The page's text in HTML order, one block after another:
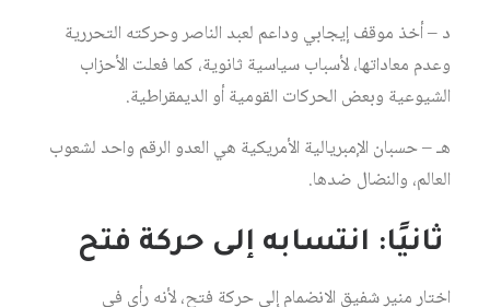
د – أخذ موقف إيجابي وداعم لعبد الناصر وحركته التحررية
وعدم معاداتها، لأسباب سياسية ثانوية، كما فعلت الأحزاب
الشيوعية وبعض الحركات القومية أو الديمقراطية.
هـ – حسبان الإمبريالية الأمريكية هي العدو الرقم واحد لشعوب
العالم، والنضال ضدها.
ثانيًا: انتسابه إلى حركة فتح
اختار منير شفيق الانضمام إلى حركة فتح، لأنه رأى في